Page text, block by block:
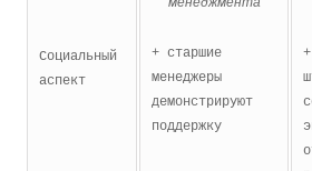
Социальный
аспект
+ старшие
менеджеры
демонстрируют
поддержку